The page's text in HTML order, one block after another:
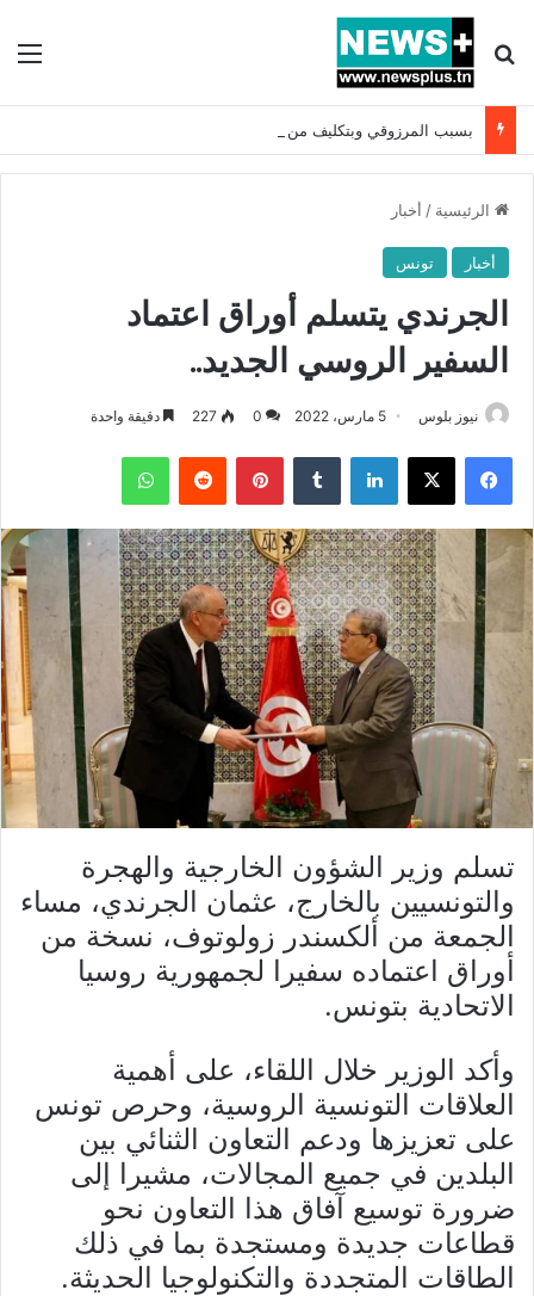
بحث عن
الرئيسية / أخبار
أخبار تونس
الجرندي يتسلم أوراق اعتماد
السفير الروسي الجديد..
نيوز بلوس 5 مارس، 2022 0
227 دقيقة واحدة
فيسبوك X لينكدإن بينتيريست واتساب
تسلم وزير الشؤون الخارجية والهجرة
والتونسيين بالخارج، عثمان الجرندي، مساء
الجمعة من ألكسندر زولوتوف، نسخة من
أوراق اعتماده سفيرا لجمهورية روسيا
الاتحادية بتونس.
وأكد الوزير خلال اللقاء، على أهمية
العلاقات التونسية الروسية، وحرص تونس
على تعزيزها ودعم التعاون الثنائي بين
البلدين في جميع المجالات، مشيرا إلى
ضرورة توسيع آفاق هذا التعاون نحو
قطاعات جديدة ومستجدة بما في ذلك
الطاقات المتجددة والتكنولوجيا الحديثة.